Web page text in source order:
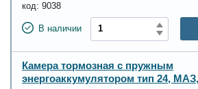
код: 9038
В наличии
Камера тормозная с пружным
энергоаккумулятором тип 24,